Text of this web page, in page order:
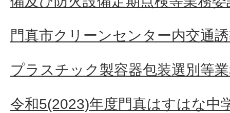
門真市クリーンセンター内交通
プラスチック製容器包装選別等
令和5(2023)年度門真はすはな中